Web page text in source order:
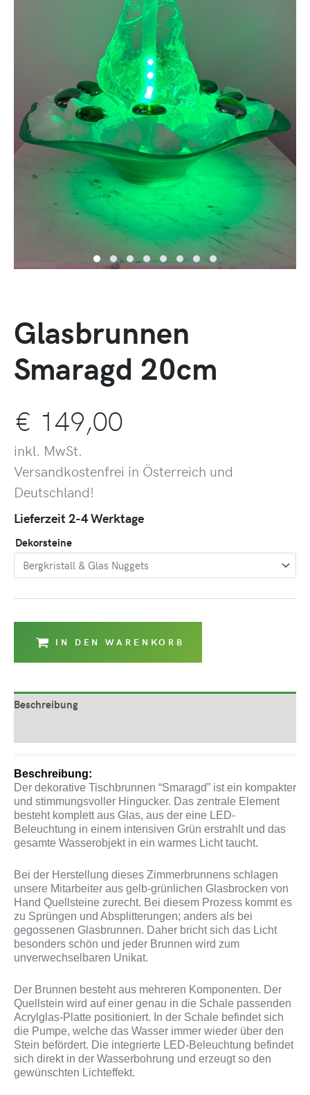
Glasbrunnen
Smaragd 20cm
€ 149,00
inkl. MwSt.
Versandkostenfrei in Österreich und
Deutschland!
Lieferzeit 2-4 Werktage
Dekorsteine
IN DEN WARENKORB
Beschreibung
Beschreibung:
Der dekorative Tischbrunnen “Smaragd” ist ein kompakter
und stimmungsvoller Hingucker. Das zentrale Element
besteht komplett aus Glas, aus der eine LED-
Beleuchtung in einem intensiven Grün erstrahlt und das
gesamte Wasserobjekt in ein warmes Licht taucht.
Bei der Herstellung dieses Zimmerbrunnens schlagen
unsere Mitarbeiter aus gelb-grünlichen Glasbrocken von
Hand Quellsteine zurecht. Bei diesem Prozess kommt es
zu Sprüngen und Absplitterungen; anders als bei
gegossenen Glasbrunnen. Daher bricht sich das Licht
besonders schön und jeder Brunnen wird zum
unverwechselbaren Unikat.
Der Brunnen besteht aus mehreren Komponenten. Der
Quellstein wird auf einer genau in die Schale passenden
Acrylglas-Platte positioniert. In der Schale befindet sich
die Pumpe, welche das Wasser immer wieder über den
Stein befördert. Die integrierte LED-Beleuchtung befindet
sich direkt in der Wasserbohrung und erzeugt so den
gewünschten Lichteffekt.